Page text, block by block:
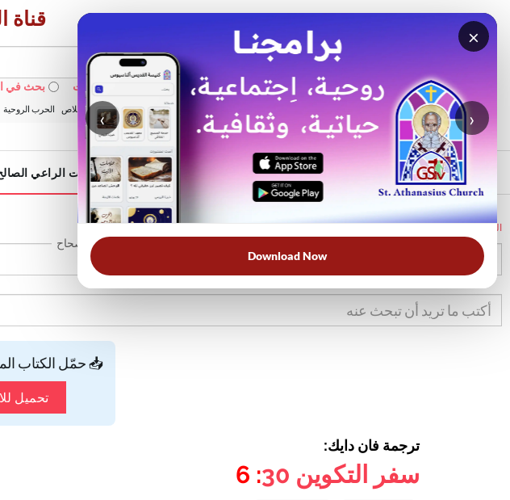
×
‹ ›
Download Now
قناة
بحث في الويبسايت بحث في
الأكثر بحثًا: خبزنا اليومي الخلاص الحرب الروحية
الرئيسية خدمات الراعي
الرئيسية
الإصحاح
📥 حمّل الكتاب
تحميل
ترجمة فان دايك:
سفر التكوين 30
: 6